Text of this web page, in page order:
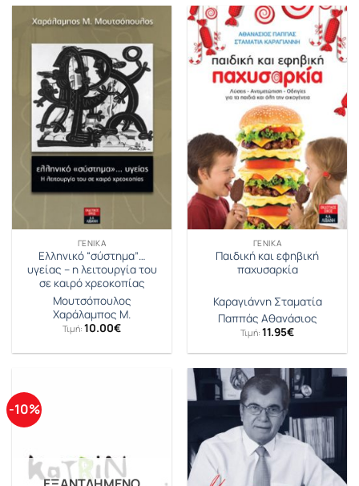
ΓΕΝΙΚΆ
Ελληνικό “σύστημα”…
υγείας – η λειτουργία του
σε καιρό χρεοκοπίας
Μουτσόπουλος
Χαράλαμπος Μ.
Τιμή: 10.00€
ΓΕΝΙΚΆ
Παιδική και εφηβική
παχυσαρκία
Καραγιάννη Σταματία
Παππάς Αθανάσιος
Τιμή: 11.95€
-10%